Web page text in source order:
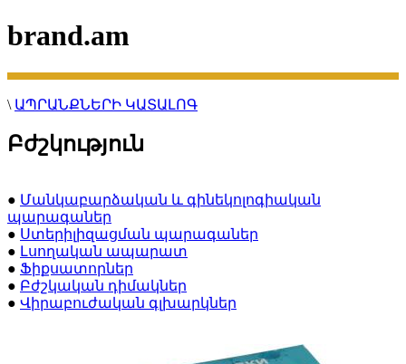
brand.am
\ ԱՊՐԱՆՔՆԵՐԻ ԿԱՏԱԼՈԳ
Բժշկություն
● Մանկաբարձական և գինեկոլոգիական
պարագաներ
● Ստերիլիզացման պարագաներ
● Լսողական ապարատ
● Ֆիքսատորներ
● Բժշկական դիմակներ
● Վիրաբուժական գլխարկներ